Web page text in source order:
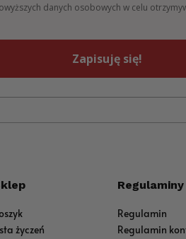
danych osobowych w celu
Zapisuję się!
życzeń
Regulaminy
Regulamin
Regulamin